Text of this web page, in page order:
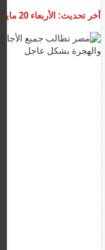
أخر تحديث: الأربعاء 20 مايو 2026